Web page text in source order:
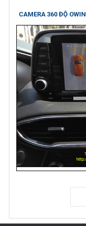
CAMERA 360 ĐỘ